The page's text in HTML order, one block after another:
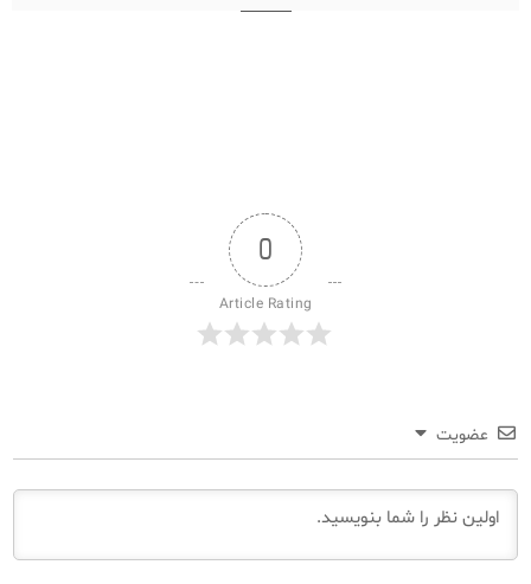
0
Article Rating
عضویت